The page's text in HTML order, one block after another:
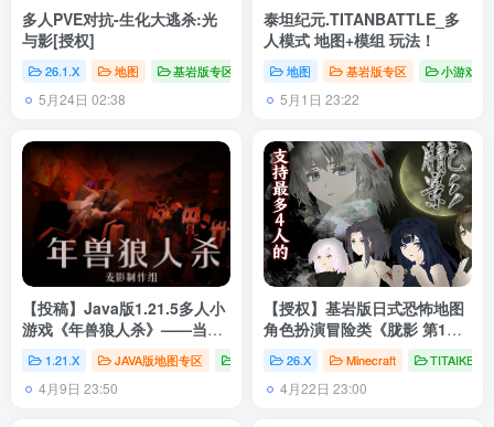
多人PVE对抗-生化大逃杀:光
与影[授权]
26.1.X 地图 基岩版专区 # 基岩版 # 小游戏 # PVE
5月24日 02:38
泰坦纪元.TITANBATTLE_多
人模式 地图+模组 玩法！
地图 基岩版专区 小游戏
5月1日 23:22
【投稿】Java版1.21.5多人小
游戏《年兽狼人杀》——当人
类之中混入了异类！
1.21.X JAVA版地图专区 # Minecraft # 我的世界 # TITAIKE
4月9日 23:50
【授权】基岩版日式恐怖地图
角色扮演冒险类《胧影 第1
章》V1.1.7（独家汉化）
26.X Minecraft TITAIKE开
4月22日 23:00